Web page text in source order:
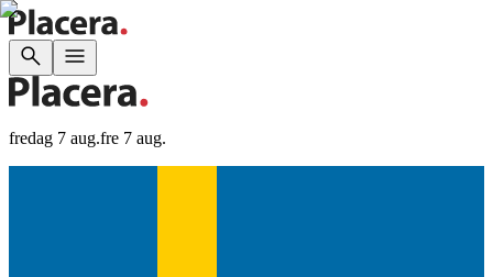
fredag 7 aug.fre 7 aug.